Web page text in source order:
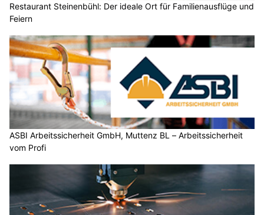
Restaurant Steinenbühl: Der ideale Ort für Familienausflüge und
Feiern
ASBI Arbeitssicherheit GmbH, Muttenz BL – Arbeitssicherheit
vom Profi